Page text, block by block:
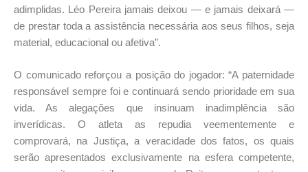
adimplidas. Léo Pereira jamais deixou — e jamais deixará —
de prestar toda a assistência necessária aos seus filhos, seja
material, educacional ou afetiva”.
O comunicado reforçou a posição do jogador: “A paternidade
responsável sempre foi e continuará sendo prioridade em sua
vida. As alegações que insinuam inadimplência são
inverídicas. O atleta as repudia veementemente e
comprovará, na Justiça, a veracidade dos fatos, os quais
serão apresentados exclusivamente na esfera competente,